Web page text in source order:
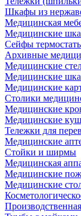
Шкафы из
Медицинская
Медицинские
Сейфы
Архивные
Медицинские
Медицинские
Медицинские
Столики
Медицинские
Медицинские
Тележки для
Медицинские
Стойки и ширмы
Медицинская
Медицинские
Медицинские